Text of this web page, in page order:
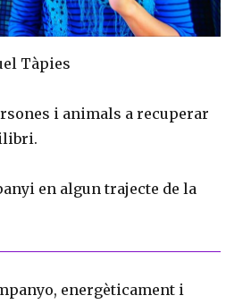
Tàpies
i animals a recuperar
en algun trajecte de la
energèticament i